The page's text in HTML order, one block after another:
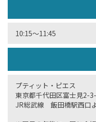
10:15〜11:45
プティット・ピエス
東京都千代田区富士見2-
JR総武線 飯田橋駅西口